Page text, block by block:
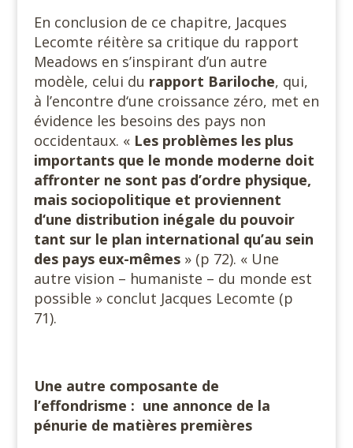
En conclusion de ce chapitre, Jacques
Lecomte réitère sa critique du rapport
Meadows en s’inspirant d’un autre
modèle, celui du rapport Bariloche, qui,
à l’encontre d‘une croissance zéro, met en
évidence les besoins des pays non
occidentaux. « Les problèmes les plus
importants que le monde moderne doit
affronter ne sont pas d’ordre physique,
mais sociopolitique et proviennent
d‘une distribution inégale du pouvoir
tant sur le plan international qu’au sein
des pays eux-mêmes» (p 72). « Une
autre vision – humaniste – du monde est
possible » conclut Jacques Lecomte (p
71).
Une autre composante de
l’effondrisme : une annonce de la
pénurie de matières premières